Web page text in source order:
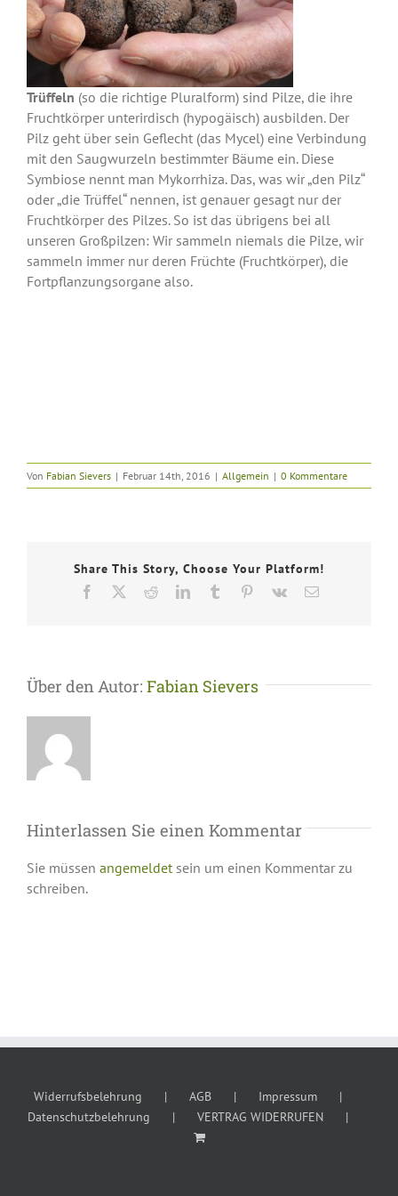
Trüffeln (so die richtige Pluralform) sind Pilze, die ihre
Fruchtkörper unterirdisch (hypogäisch) ausbilden. Der
Pilz geht über sein Geflecht (das Mycel) eine Verbindung
mit den Saugwurzeln bestimmter Bäume ein. Diese
Symbiose nennt man Mykorrhiza. Das, was wir „den Pilz“
oder „die Trüffel“ nennen, ist genauer gesagt nur der
Fruchtkörper des Pilzes. So ist das übrigens bei all
unseren Großpilzen: Wir sammeln niemals die Pilze, wir
sammeln immer nur deren Früchte (Fruchtkörper), die
Fortpflanzungsorgane also.
Von Fabian Sievers | Februar 14th, 2016 | Allgemein | 0 Kommentare
Share This Story, Choose Your Platform!
Facebook RedditLinkedInTumblr Pinterest
Vk
E-
Über den Autor: Fabian Sievers
Hinterlassen Sie einen Kommentar
Sie müssen angemeldetsein um einen Kommentar zu
schreiben.
Widerrufsbelehrung AGB
Impressum
Datenschutzbelehrung
VERTRAG WIDERRUFEN